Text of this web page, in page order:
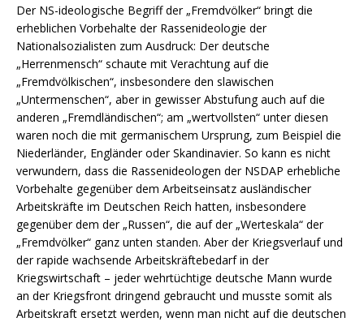
Der NS-ideologische Begriff der „Fremdvölker“ bringt die
erheblichen Vorbehalte der Rassenideologie der
Nationalsozialisten zum Ausdruck: Der deutsche
„Herrenmensch“ schaute mit Verachtung auf die
„Fremdvölkischen“, insbesondere den slawischen
„Untermenschen“, aber in gewisser Abstufung auch auf die
anderen „Fremdländischen“; am „wertvollsten“ unter diesen
waren noch die mit germanischem Ursprung, zum Beispiel die
Niederländer, Engländer oder Skandinavier. So kann es nicht
verwundern, dass die Rassenideologen der NSDAP erhebliche
Vorbehalte gegenüber dem Arbeitseinsatz ausländischer
Arbeitskräfte im Deutschen Reich hatten, insbesondere
gegenüber dem der „Russen“, die auf der „Werteskala“ der
„Fremdvölker“ ganz unten standen. Aber der Kriegsverlauf und
der rapide wachsende Arbeitskräftebedarf in der
Kriegswirtschaft – jeder wehrtüchtige deutsche Mann wurde
an der Kriegsfront dringend gebraucht und musste somit als
Arbeitskraft ersetzt werden, wenn man nicht auf die deutschen